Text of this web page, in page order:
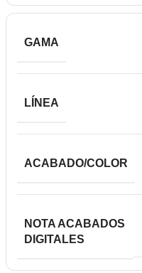
GAMA
LÍNEA
ACABADO/COLOR
NOTA ACABADOS
DIGITALES